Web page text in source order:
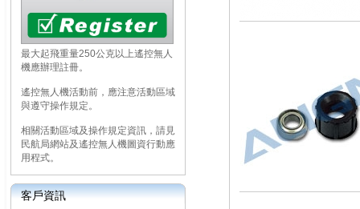
最大起飛重量250公克以上遙控無人
機應辦理註冊。
遙控無人機活動前，應注意活動區域
與遵守操作規定。
相關活動區域及操作規定資訊，請見
民航局網站及遙控無人機圖資行動應
用程式。
客戶資訊